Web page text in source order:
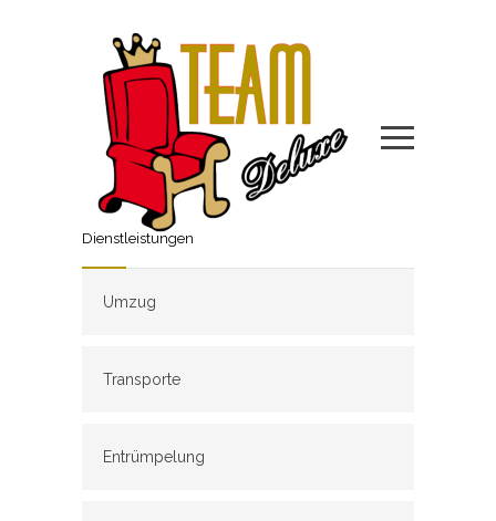
Dienstleistungen
Umzug
Transporte
Entrümpelung